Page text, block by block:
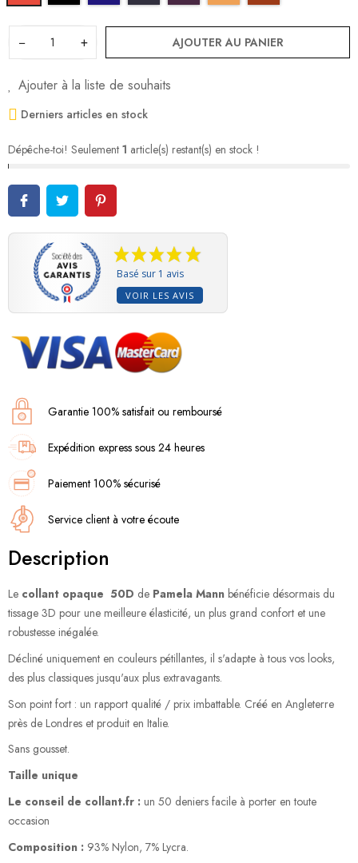
− + AJOUTER AU PANIER
Ajouter à la liste de souhaits
Derniers articles en stock
Dépêche-toi! Seulement 1 article(s) restant(s) en stock !
Basé sur 1 avis
VOIR LES AVIS
Garantie 100% satisfait ou remboursé
Expédition express sous 24 heures
Paiement 100% sécurisé
Service client à votre écoute
Description
Le collant opaque 50D de Pamela Mann bénéficie désormais du
tissage 3D pour une meilleure élasticité, un plus grand confort et une
robustesse inégalée.
Décliné uniquement en couleurs pétillantes, il s'adapte à tous vos looks,
des plus classiques jusqu'aux plus extravagants.
Son point fort : un rapport qualité / prix imbattable. Créé en Angleterre
près de Londres et produit en Italie.
Sans gousset.
Taille unique
Le conseil de collant.fr : un 50 deniers facile à porter en toute
occasion
Composition : 93% Nylon, 7% Lycra.